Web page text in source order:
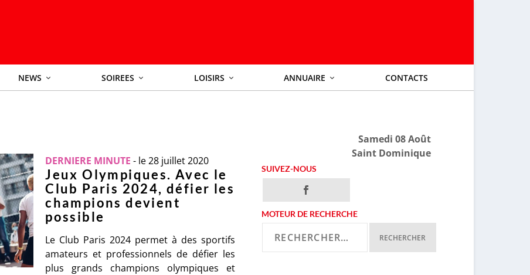
NEWS SOIREES LOISIRS ANNUAIRE CONTACTS
DERNIERE MINUTE - le 28 juillet 2020
Jeux Olympiques. Avec le
Club Paris 2024, défier les
champions devient
possible
Le Club Paris 2024 permet à des sportifs
amateurs et professionnels de défier les
plus grands champions olympiques et
Samedi 08 Août
Saint Dominique
SUIVEZ-NOUS
MOTEUR DE RECHERCHE